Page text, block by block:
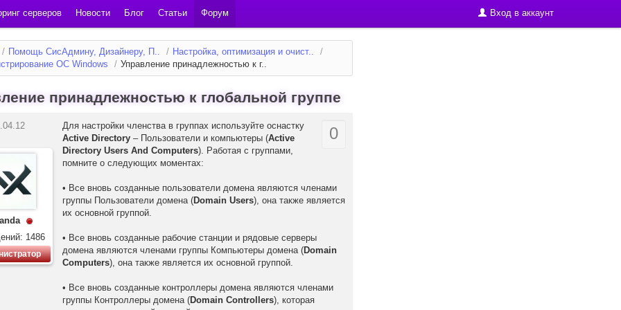
серверов Новости Блог Статьи Форум Вход в аккаунт
/ Помощь СисАдмину, Дизайнеру, П.. / Настройка, оптимизация и очист..
/
ОС Windows
/ Управление принадлежностью к г..
принадлежностью к глобальной группе
1486
0
Для настройки членства в группах используйте оснастку
Active Directory – Пользователи и компьютеры (Active
Directory Users And Computers). Работая с группами,
помните о следующих моментах:
• Все вновь созданные пользователи домена являются членами
группы Пользователи домена (Domain Users), она также является
их основной группой.
• Все вновь созданные рабочие станции и рядовые серверы
домена являются членами группы Компьютеры домена (Domain
Computers), она также является их основной группой.
• Все вновь созданные контроллеры домена являются членами
группы Контроллеры домена (Domain Controllers), которая